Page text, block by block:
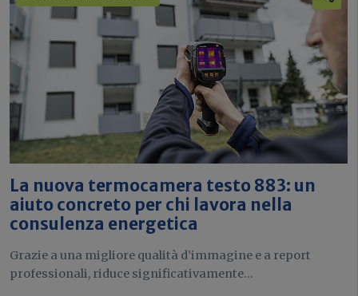
La nuova termocamera testo 883: un
aiuto concreto per chi lavora nella
consulenza energetica
Grazie a una migliore qualità d’immagine e a report
professionali, riduce significativamente...